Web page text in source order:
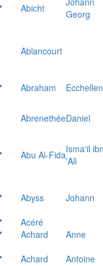
Abicht
Georg
Ablancourt
Abraham
AbrenethéeDaniel
Abu Al-FidaIsma'il
'Ali
Abyss
Johann
Acéré
Achard
Anne
Achard
Antoine